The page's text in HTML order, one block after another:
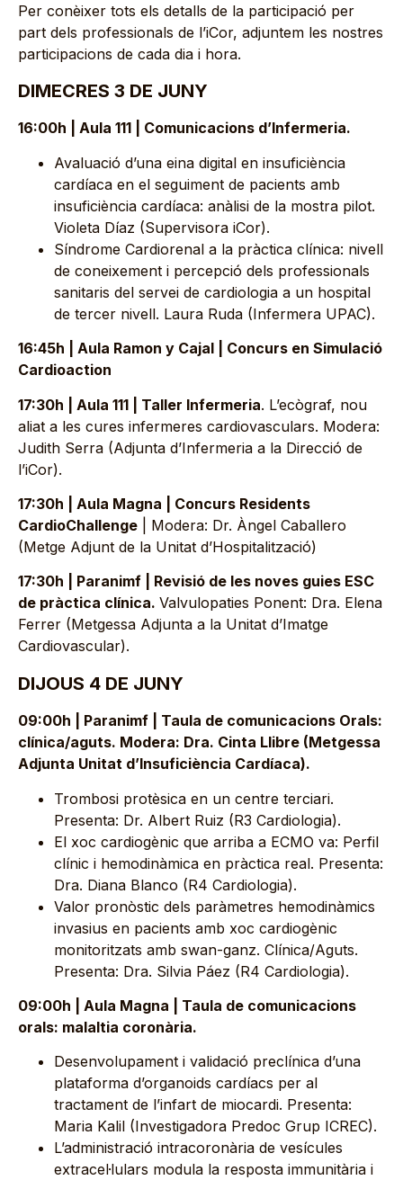
Per conèixer tots els detalls de la participació per
part dels professionals de l’iCor, adjuntem les nostres
participacions de cada dia i hora.
DIMECRES 3 DE JUNY
16:00h | Aula 111 | Comunicacions d’Infermeria.
Avaluació d’una eina digital en insuficiència
cardíaca en el seguiment de pacients amb
insuficiència cardíaca: anàlisi de la mostra pilot.
Violeta Díaz (Supervisora iCor).
Síndrome Cardiorenal a la pràctica clínica: nivell
de coneixement i percepció dels professionals
sanitaris del servei de cardiologia a un hospital
de tercer nivell. Laura Ruda (Infermera UPAC).
16:45h | Aula Ramon y Cajal | Concurs en Simulació
Cardioaction
17:30h | Aula 111 | Taller Infermeria. L’ecògraf, nou
aliat a les cures infermeres cardiovasculars. Modera:
Judith Serra (Adjunta d’Infermeria a la Direcció de
l’iCor).
17:30h | Aula Magna | Concurs Residents
CardioChallenge | Modera: Dr. Àngel Caballero
(Metge Adjunt de la Unitat d’Hospitalització)
17:30h | Paranimf | Revisió de les noves guies ESC
de pràctica clínica. Valvulopaties Ponent: Dra. Elena
Ferrer (Metgessa Adjunta a la Unitat d’Imatge
Cardiovascular).
DIJOUS 4 DE JUNY
09:00h | Paranimf | Taula de comunicacions Orals:
clínica/aguts. Modera: Dra. Cinta Llibre (Metgessa
Adjunta Unitat d’Insuficiència Cardíaca).
Trombosi protèsica en un centre terciari.
Presenta: Dr. Albert Ruiz (R3 Cardiologia).
El xoc cardiogènic que arriba a ECMO va: Perfil
clínic i hemodinàmica en pràctica real. Presenta:
Dra. Diana Blanco (R4 Cardiologia).
Valor pronòstic dels paràmetres hemodinàmics
invasius en pacients amb xoc cardiogènic
monitoritzats amb swan-ganz. Clínica/Aguts.
Presenta: Dra. Silvia Páez (R4 Cardiologia).
09:00h | Aula Magna | Taula de comunicacions
orals: malaltia coronària.
Desenvolupament i validació preclínica d’una
plataforma d’organoids cardíacs per al
tractament de l’infart de miocardi. Presenta:
Maria Kalil (Investigadora Predoc Grup ICREC).
L’administració intracoronària de vesícules
extracel·lulars modula la resposta immunitària i